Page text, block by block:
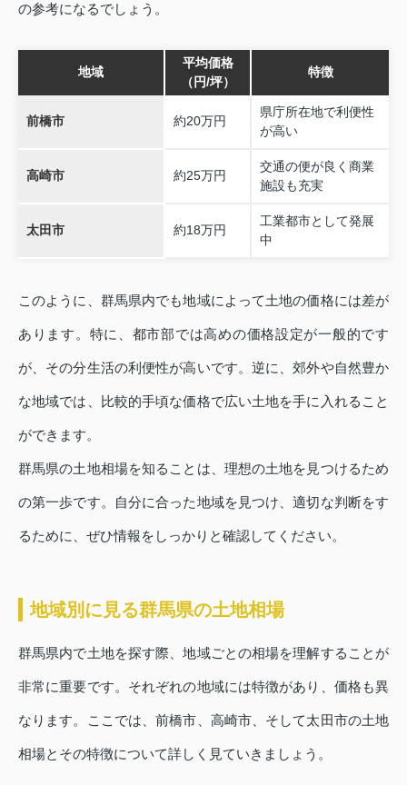
の参考になるでしょう。
地域
平均価格
（円/坪）
特徴
前橋市 約20万円
県庁所在地で利便性
が高い
高崎市 約25万円
交通の便が良く商業
施設も充実
太田市 約18万円
工業都市として発展
中
このように、群馬県内でも地域によって土地の価格には差が
あります。特に、都市部では高めの価格設定が一般的です
が、その分生活の利便性が高いです。逆に、郊外や自然豊か
な地域では、比較的手頃な価格で広い土地を手に入れること
ができます。
群馬県の土地相場を知ることは、理想の土地を見つけるため
の第一歩です。自分に合った地域を見つけ、適切な判断をす
るために、ぜひ情報をしっかりと確認してください。
地域別に見る群馬県の土地相場
群馬県内で土地を探す際、地域ごとの相場を理解することが
非常に重要です。それぞれの地域には特徴があり、価格も異
なります。ここでは、前橋市、高崎市、そして太田市の土地
相場とその特徴について詳しく見ていきましょう。